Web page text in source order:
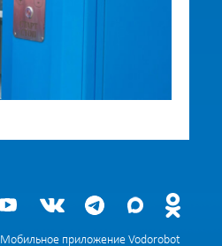
Мобильное приложение Vodorobot